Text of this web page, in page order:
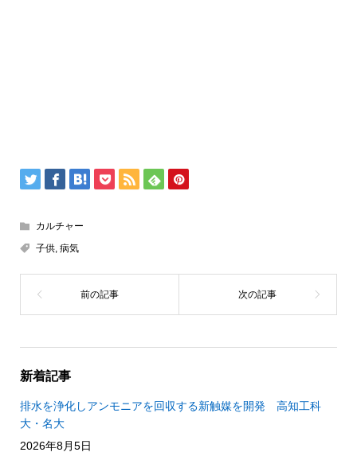
カルチャー
子供, 病気
新着記事
排水を浄化しアンモニアを回収する新触媒を開発 高知工科
大・名大
2026年8月5日